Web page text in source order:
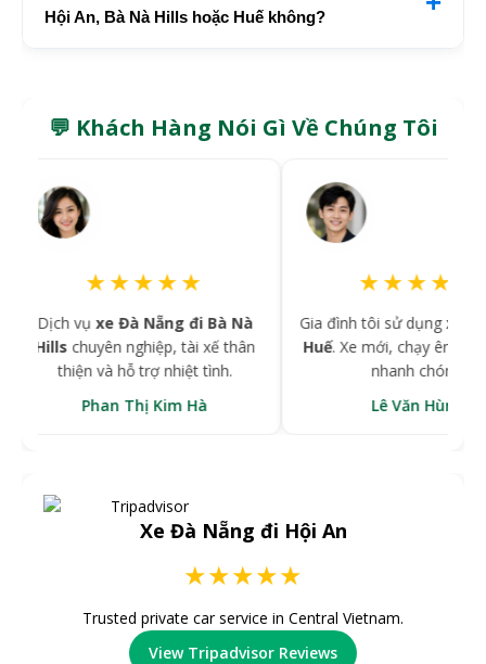
Hội An, Bà Nà Hills hoặc Huế không?
💬 Khách Hàng Nói Gì Về Chúng Tôi
★★★★★
Dịch vụxe Đà Nẵng đi Bà Nà
Hillschuyên nghiệp, tài xế thân
thiện và hỗ trợ nhiệt tình.
Phan Thị Kim Hà
★★★★★
Gia đình tôi sử dụngxe Hội
Huế. Xe mới, chạy êm, đặt
nhanh chóng.
Lê Văn Hùng
Xe Đà Nẵng đi Hội An
★★★★★
Trusted private car service in Central Vietnam.
View Tripadvisor Reviews